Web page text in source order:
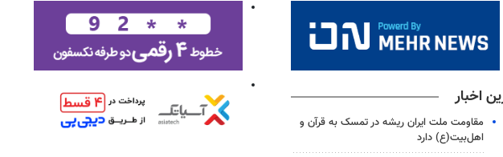
اخبار
مقاومت ملت ایران ریشه در تمسک به قرآن و
اهل‌بیت(ع) دارد